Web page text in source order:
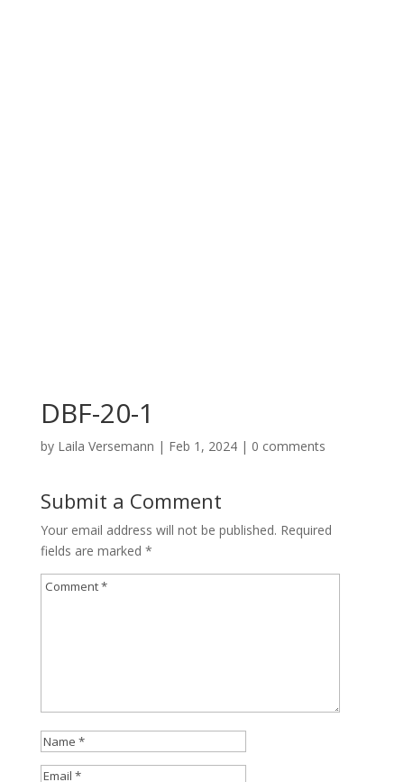
DBF-20-1
by Laila Versemann | Feb 1, 2024| 0 comments
Submit a Comment
Your email address will not be published. Required
fields are marked *